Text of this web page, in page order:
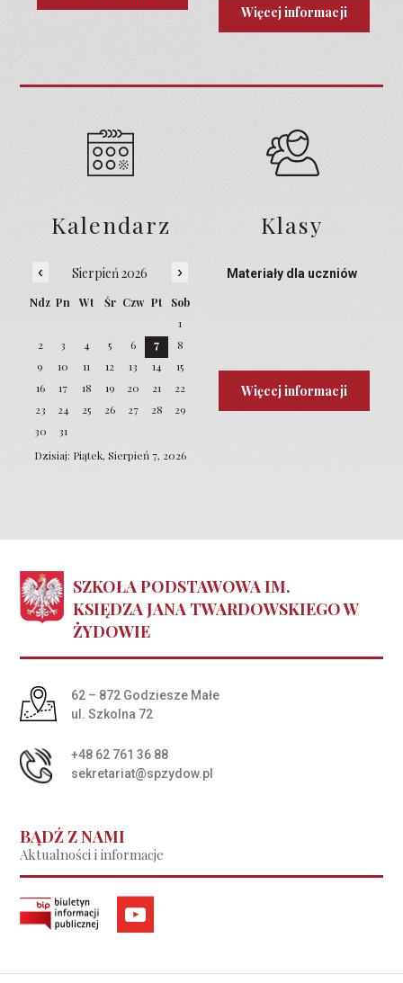
Więcej informacji
Kalendarz
‹ Sierpień 2026 ›
Ndz Pn Wt Śr Czw Pt
Sob
1
2
3 4 5 6 7
8
9
10 11 12 13 14
15
16
17 18 19 20 21
22
23
24 25 26 27 28
29
30
31
Dzisiaj: Piątek, Sierpień 7, 2026
Klasy
Materiały dla uczniów
Więcej informacji
SZKOŁA PODSTAWOWA IM.
KSIĘDZA JANA TWARDOWSKIEGO W
ŻYDOWIE
Adres pocztowy:
62 – 872 Godziesze Małe
ul. Szkolna 72
+48 62 761 36 88
sekretariat@spzydow.pl
BĄDŹ Z NAMI
Aktualności i informacje